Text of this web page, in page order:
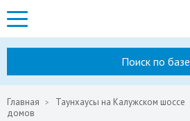
Поиск по базе
Главная Таунхаусы на Калужском шоссе
домов